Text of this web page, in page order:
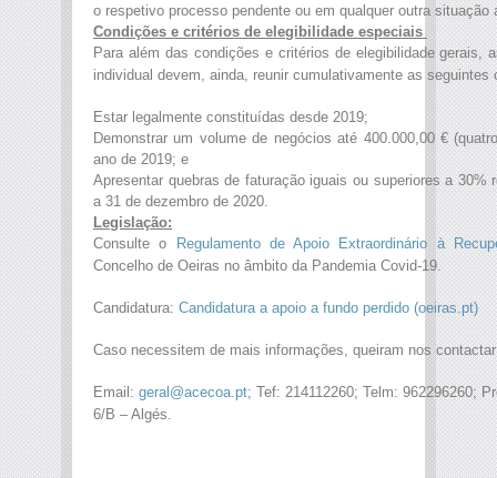
o respetivo processo pendente ou em qualquer outra situação
Condições e critérios de elegibilidade especiais
Para além das condições e critérios de elegibilidade gerais,
individual devem, ainda, reunir cumulativamente as seguintes
Estar legalmente constituídas desde 2019;
Demonstrar um volume de negócios até 400.000,00 €
ano de 2019; e
Apresentar quebras de faturação iguais ou superiores a 30%
a 31 de dezembro de 2020.
Legislação:
Consulte o
Regulamento de Apoio Extraordinário à
Concelho de Oeiras no âmbito da Pandemia Covid-19.
Candidatura: Candidatura a apoio a fundo perdido (oeiras.pt)
Caso necessitem de mais informações, queiram nos
Email: geral@acecoa.pt; Tef: 214112260; Telm: 962296260;
6/B – Algés.